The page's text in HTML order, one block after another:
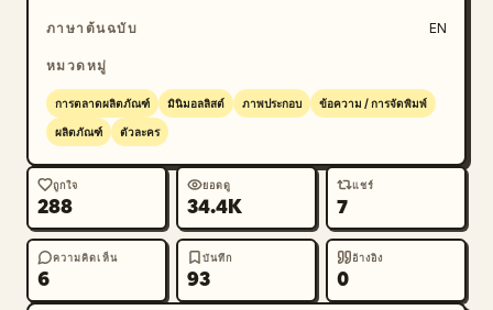
ภาษาต้นฉบับ EN
หมวดหมู่
การตลาดผลิตภัณฑ์ มินิมอลลิสต์ ภาพประกอบ ข้อความ / การจัดพิมพ์
ผลิตภัณฑ์ ตัวละคร
ถูกใจ
288
ยอดดู
34.4K
แชร์
7
ความคิดเห็น
6
บันทึก
93
อ้างอิง
0